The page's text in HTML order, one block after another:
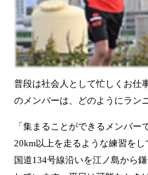
普段は社会人として忙しくお仕
のメンバーは、どのようにラン
「集まることができるメンバ
20km以上を走るような練習を
国道134号線沿いを江ノ島から